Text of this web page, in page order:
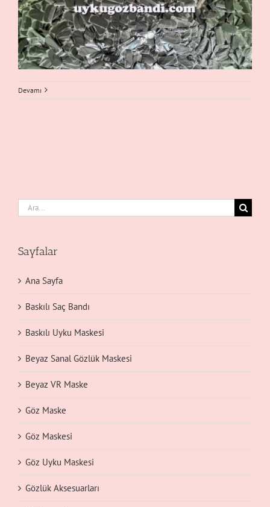
Devamı
Ara:
Sayfalar
Ana Sayfa
Baskılı Saç Bandı
Baskılı Uyku Maskesi
Beyaz Sanal Gözlük Maskesi
Beyaz VR Maske
Göz Maske
Göz Maskesi
Göz Uyku Maskesi
Gözlük Aksesuarları